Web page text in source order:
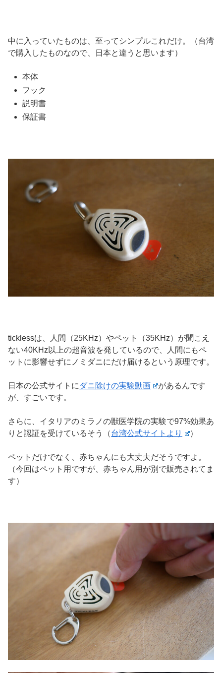
中に入っていたものは、至ってシンプルこれだけ。（台湾
で購入したものなので、日本と違うと思います）
本体
フック
説明書
保証書
ticklessは、人間（25KHz）やペット（35KHz）が聞こえ
ない40KHz以上の超音波を発しているので、人間にもペ
ットに影響せずにノミダニにだけ届けるという原理です。
日本の公式サイトに ダニ除けの実験動画
があるんです
が、すごいです。
さらに、イタリアのミラノの獣医学院の実験で97%効果あ
りと認証を受けているそう（台湾公式サイトより ）
ペットだけでなく、赤ちゃんにも大丈夫だそうですよ。
（今回はペット用ですが、赤ちゃん用が別で販売されてま
す）